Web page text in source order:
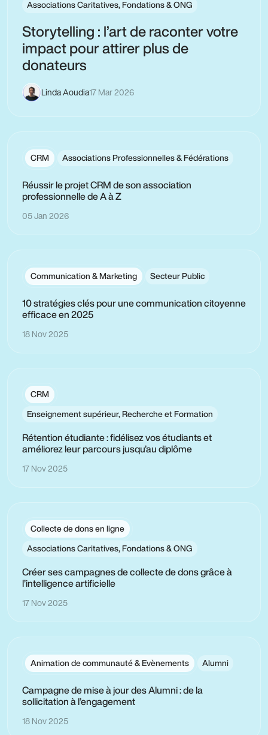
Associations Caritatives, Fondations & ONG
Storytelling : l’art de raconter votre
impact pour attirer plus de
donateurs
Linda Aoudia17 Mar 2026
CRM Associations Professionnelles & Fédérations
Réussir le projet CRM de son association
professionnelle de A à Z
05 Jan 2026
Communication & Marketing Secteur Public
10 stratégies clés pour une communication citoyenne
efficace en 2025
18 Nov 2025
CRM
Enseignement supérieur, Recherche et Formation
Rétention étudiante : fidélisez vos étudiants et
améliorez leur parcours jusqu’au diplôme
17 Nov 2025
Collecte de dons en ligne
Associations Caritatives, Fondations & ONG
Créer ses campagnes de collecte de dons grâce à
l’intelligence artificielle
17 Nov 2025
Animation de communauté & Evènements Alumni
Campagne de mise à jour des Alumni : de la
sollicitation à l’engagement
18 Nov 2025